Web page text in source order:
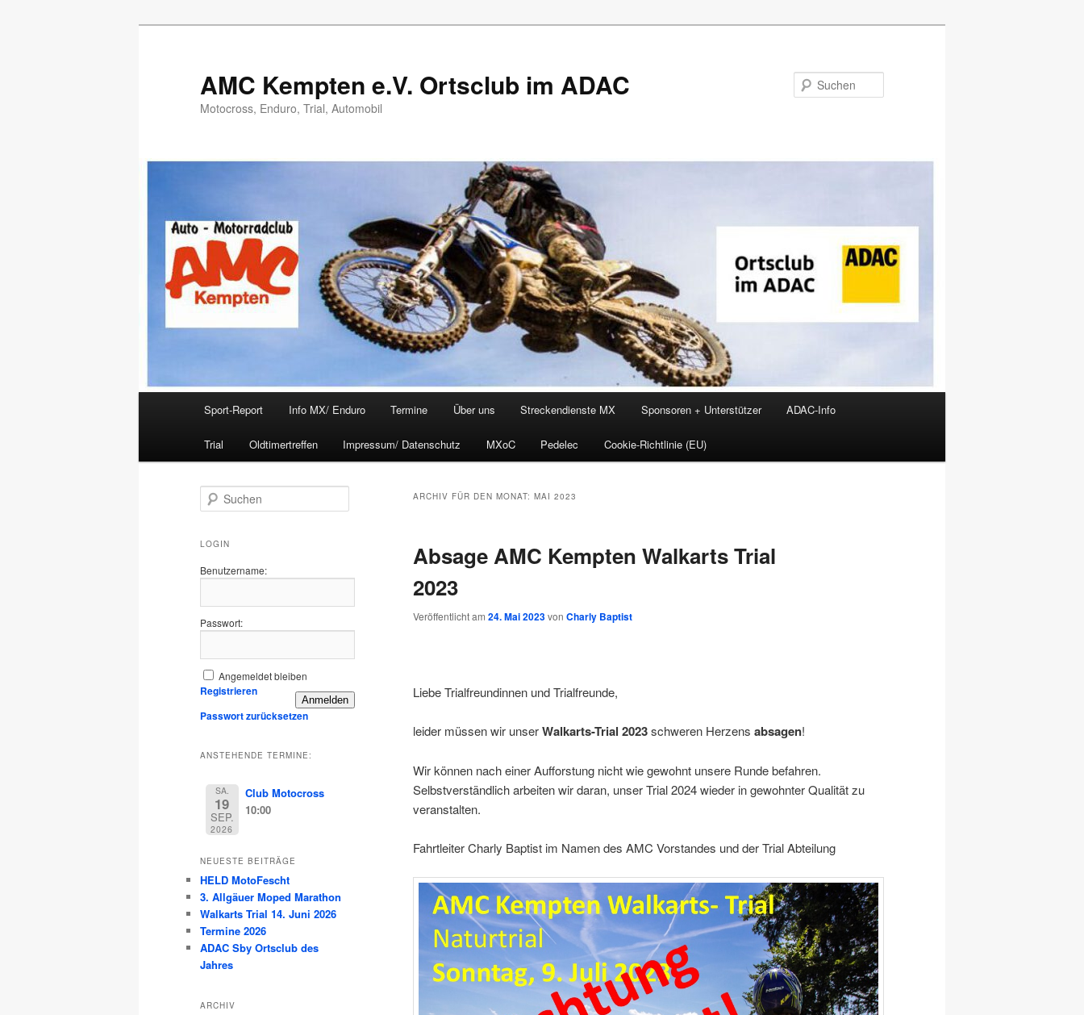
AMC Kempten e.V. Ortsclub im ADAC
Motocross, Enduro, Trial, Automobil
Sport-Report Info MX/ Enduro Termine Über uns Streckendienste MX Sponsoren + Unterstützer ADAC-Info
Trial Oldtimertreffen Impressum/ Datenschutz MXoC Pedelec Cookie-Richtlinie (EU)
ARCHIV FÜR DEN MONAT: MAI 2023
Absage AMC Kempten Walkarts Trial
2023
Veröffentlicht am 24. Mai 2023von Charly Baptist
Liebe Trialfreundinnen und Trialfreunde,
leider müssen wir unserWalkarts-Trial 2023schweren Herzens absagen!
Wir können nach einer Aufforstung nicht wie gewohnt unsere Runde befahren.
Selbstverständlich arbeiten wir daran, unser Trial 2024 wieder in gewohnter Qualität zu
veranstalten.
Fahrtleiter Charly Baptist im Namen des AMC Vorstandes und der Trial Abteilung
u
h
n
LOGIN
Benutzername:
Passwort:
Angemeldet bleiben
Anmelden
Registrieren
Passwort zurücksetzen
ANSTEHENDE TERMINE:
SA.
19
SEP.
2026
Club Motocross
10:00
NEUESTE BEITRÄGE
HELD MotoFescht
3. Allgäuer Moped Marathon
Walkarts Trial 14. Juni 2026
Termine 2026
ADAC Sby Ortsclub des
Jahres
ARCHIV